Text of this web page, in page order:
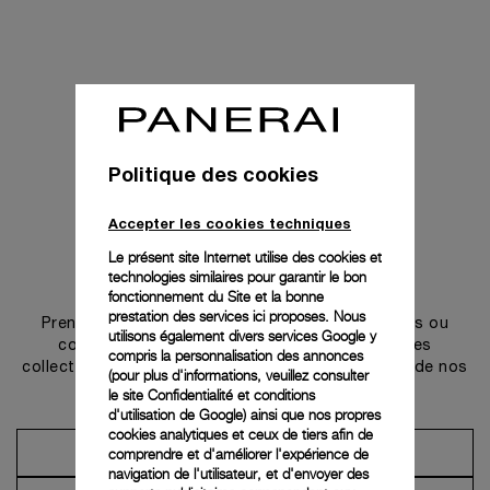
Prendre contact
Prenez rendez-vous dans l’une de nos boutiques ou
contactez notre conciergerie pour découvrir les
collections et bénéficier des conseils ou services de nos
ambassadeurs.
Prendre un rendez-vous
Politique des cookies
Accepter les cookies techniques
Le présent site Internet utilise des cookies et
technologies similaires pour garantir le bon
fonctionnement du Site et la bonne
prestation des services ici proposes. Nous
utilisons également divers services Google y
compris la personnalisation des annonces
(pour plus d'informations, veuillez consulter
le site Confidentialité et conditions
d'utilisation de Google) ainsi que nos propres
cookies analytiques et ceux de tiers afin de
comprendre et d'améliorer l'expérience de
navigation de l'utilisateur, et d'envoyer des